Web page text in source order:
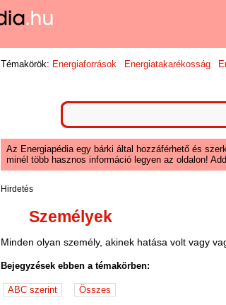
Témakörök: Energiaforrások Energiatakarékosság
Az Energiapédia egy bárki által hozzáférhető és
minél több hasznos információ legyen az oldalon!
Hirdetés
Személyek
Minden olyan személy, akinek hatása volt vagy
Bejegyzések ebben a témakörben: